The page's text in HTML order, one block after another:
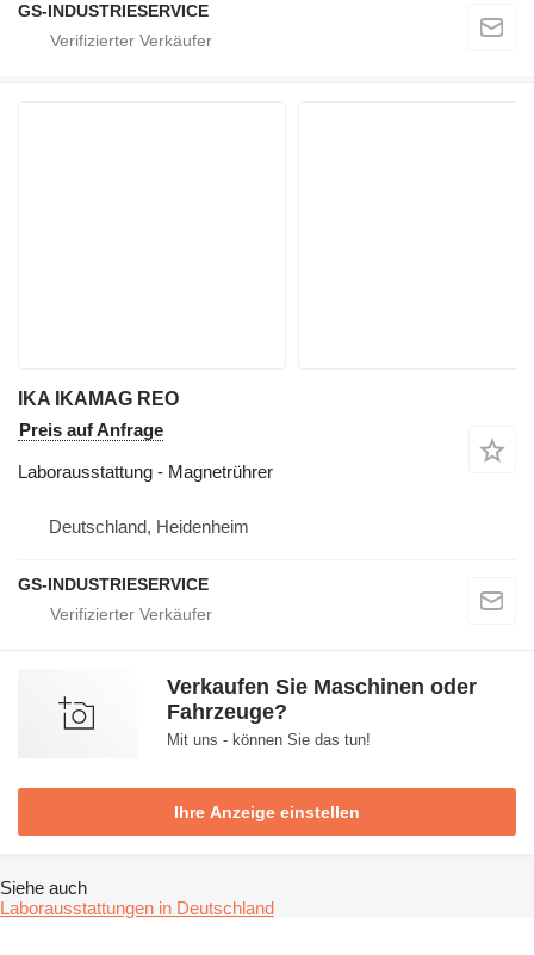
GS-INDUSTRIESERVICE
IKA IKAMAG REO
Preis auf Anfrage
Laborausstattung - Magnetrührer
Deutschland, Heidenheim
GS-INDUSTRIESERVICE
Verkaufen Sie Maschinen oder
Fahrzeuge?
Mit uns - können Sie das tun!
Ihre Anzeige einstellen
Siehe auch
Laborausstattungen in Deutschland